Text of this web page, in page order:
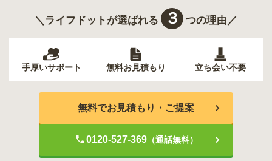
＼ライフドットが選ばれる ３ つの理由／
手厚いサポート 無料お見積もり 立ち会い不要
無料でお見積もり・ご提案
0120-527-369（通話無料）